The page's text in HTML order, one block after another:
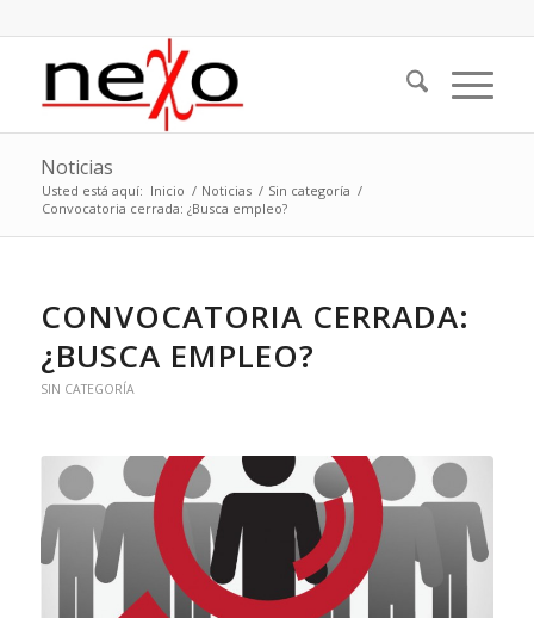
Noticias
Usted está aquí: Inicio / Noticias / Sin categoría /
Convocatoria cerrada: ¿Busca empleo?
CONVOCATORIA CERRADA:
¿BUSCA EMPLEO?
SIN CATEGORÍA